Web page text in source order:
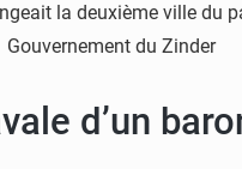
la deuxième ville du
d’un